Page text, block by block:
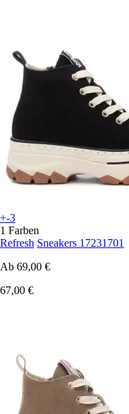
+-3
1 Farben
Refresh Sneakers 17231701
Ab 69,00 €
67,00 €